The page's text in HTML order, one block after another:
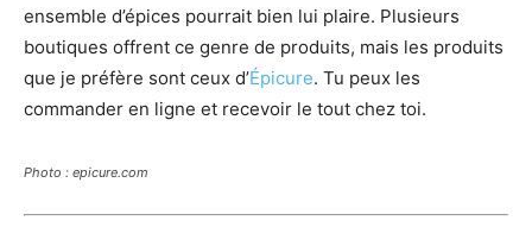
ensemble d’épices pourrait bien lui plaire. Plusieurs
boutiques offrent ce genre de produits, mais les produits
que je préfère sont ceux d’Épicure. Tu peux les
commander en ligne et recevoir le tout chez toi.
Photo : epicure.com